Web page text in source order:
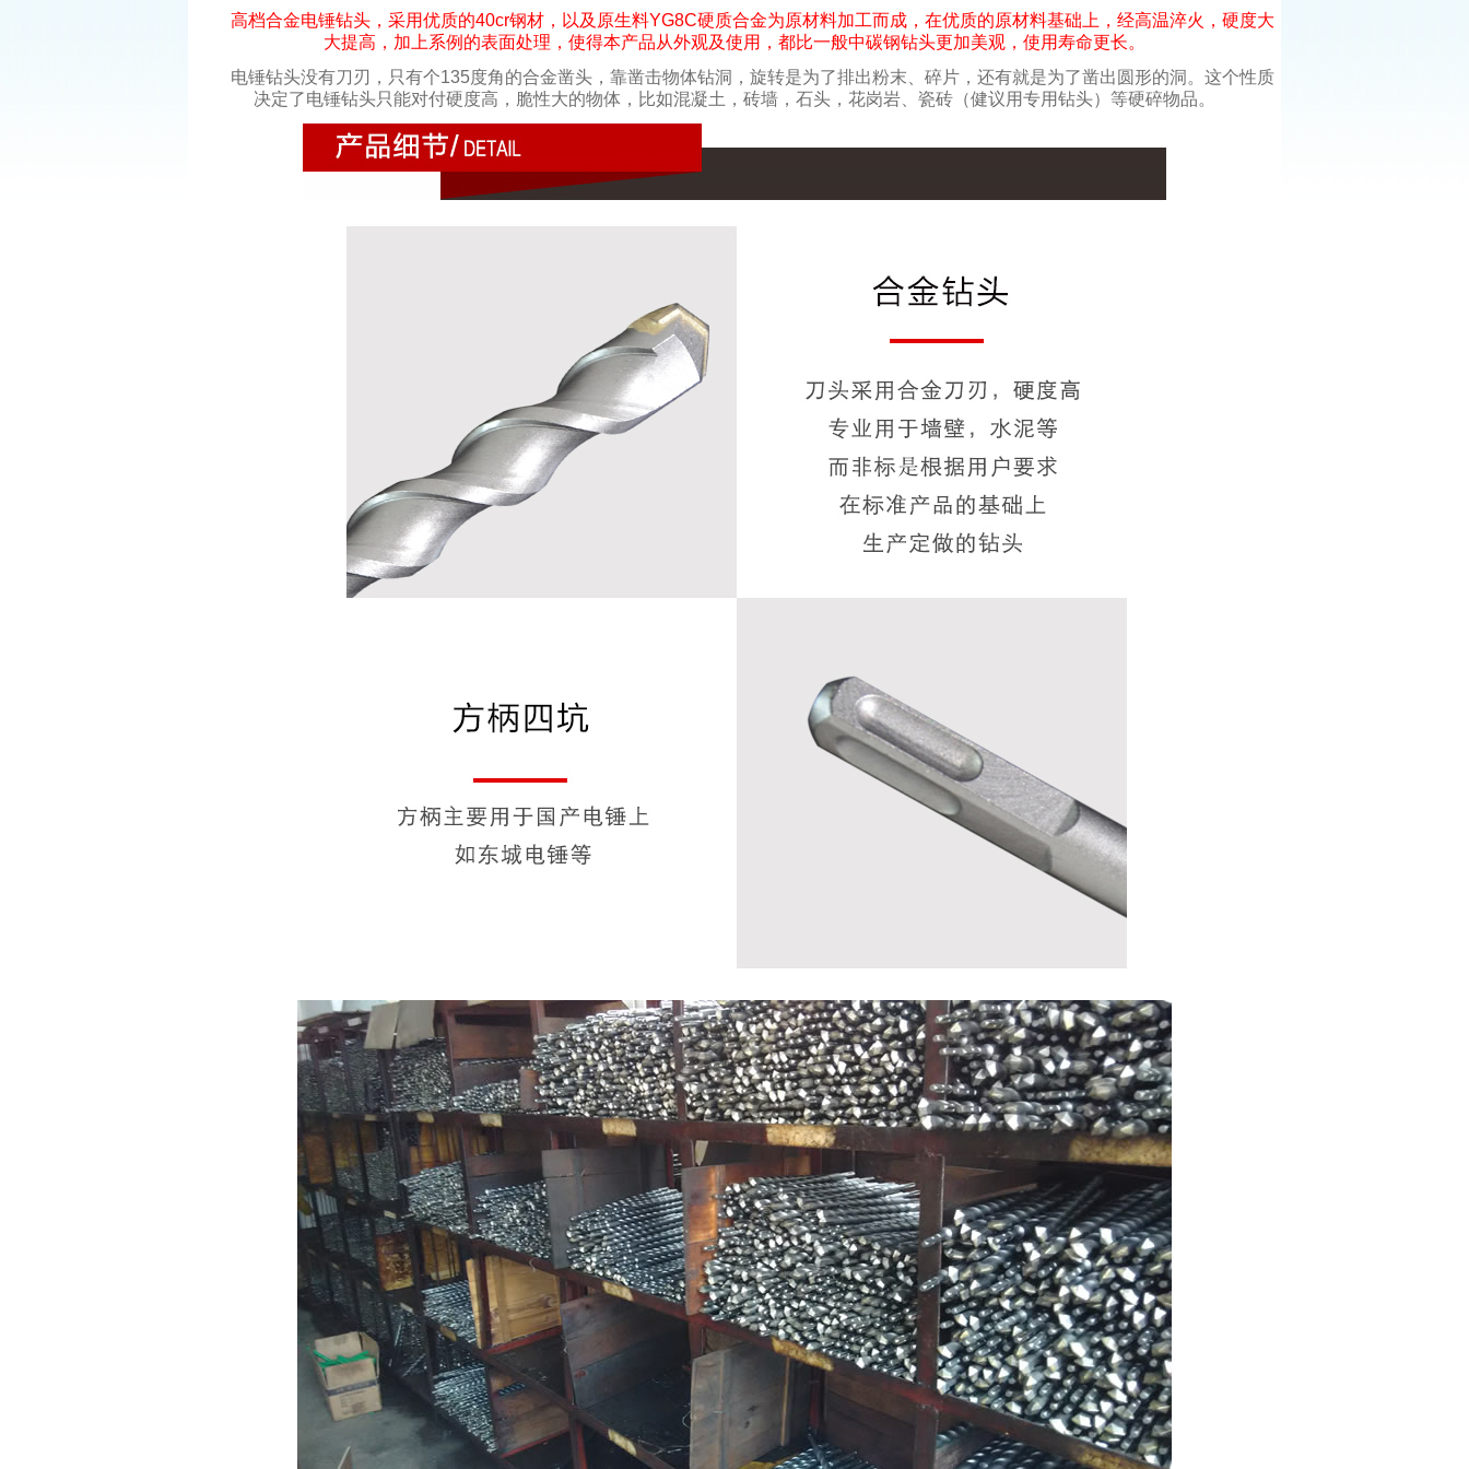
高档合金电锤钻头，采用优质的40cr钢材，以及原生料YG8C硬质合金为原材料加工而成，在优质的原材料基础上，经高温淬火，硬度大
大提高，加上系例的表面处理，使得本产品从外观及使用，都比一般中碳钢钻头更加美观，使用寿命更长。
电锤钻头没有刀刃，只有个135度角的合金凿头，靠凿击物体钻洞，旋转是为了排出粉末、碎片，还有就是为了凿出圆形的洞。这个性质
决定了电锤钻头只能对付硬度高，脆性大的物体，比如混凝土，砖墙，石头，花岗岩、瓷砖（健议用专用钻头）等硬碎物品。